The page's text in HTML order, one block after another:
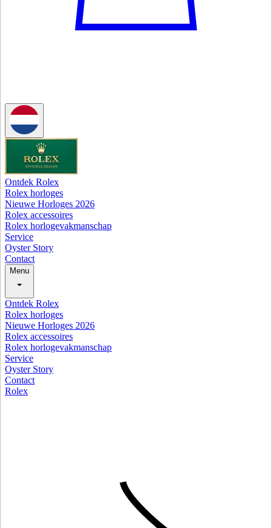
Ontdek Rolex
Rolex horloges
Nieuwe Horloges 2026
Rolex accessoires
Rolex horlogevakmanschap
Service
Oyster Story
Contact
Menu
Ontdek Rolex
Rolex horloges
Nieuwe Horloges 2026
Rolex accessoires
Rolex horlogevakmanschap
Service
Oyster Story
Contact
Rolex